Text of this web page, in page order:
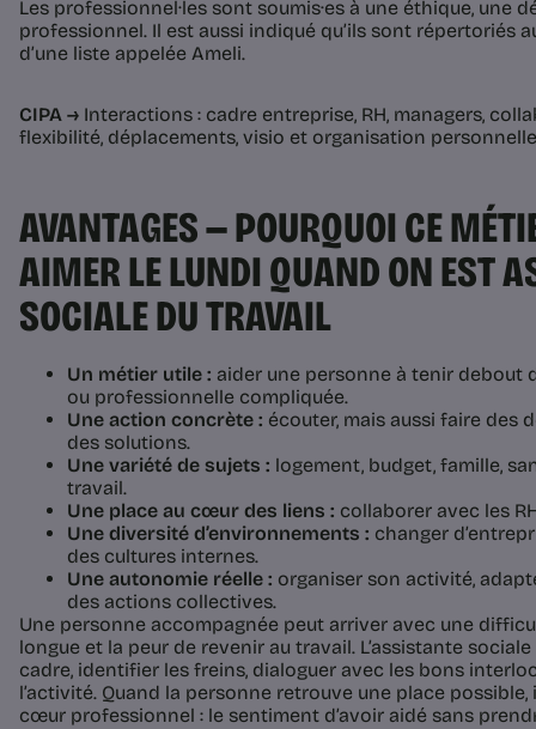
Les professionnel·les sont soumis·es à une éthique, une
professionnel. Il est aussi indiqué qu’ils sont répertoriés
d’une liste appelée Ameli.
CIPA → Interactions : cadre entreprise, RH, managers,
flexibilité, déplacements, visio et organisation
AVANTAGES — POURQUOI CE
AIMER LE LUNDI QUAND ON EST
SOCIALE DU TRAVAIL
Un métier utile : aider une personne à tenir debout
ou professionnelle compliquée.
Une action concrète : écouter, mais aussi faire des
des solutions.
Une variété de sujets : logement, budget, famille,
travail.
Une place au cœur des liens : collaborer avec les
Une diversité d’environnements : changer
des cultures internes.
Une autonomie réelle : organiser son activité,
des actions collectives.
Une personne accompagnée peut arriver avec une
longue et la peur de revenir au travail. L’assistante
cadre, identifier les freins, dialoguer avec les bons
l’activité. Quand la personne retrouve une place
cœur professionnel : le sentiment d’avoir aidé sans